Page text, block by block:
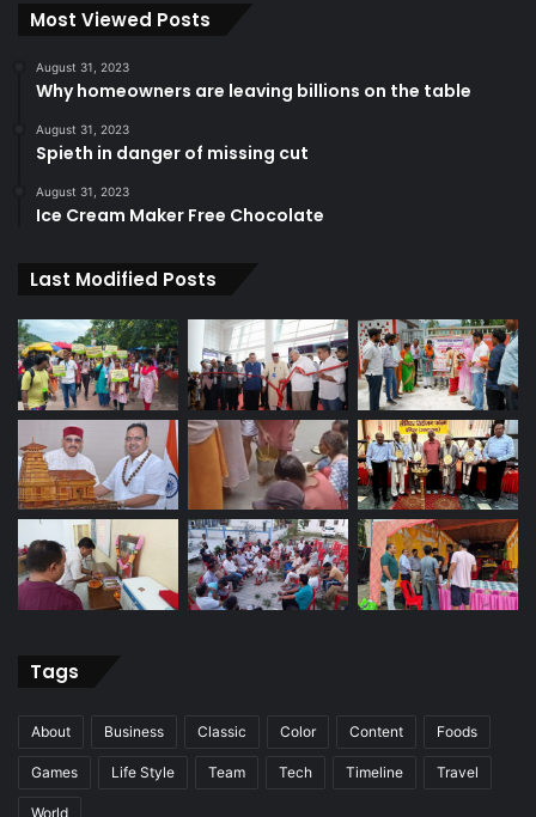
Most Viewed Posts
August 31, 2023
Why homeowners are leaving billions on the table
August 31, 2023
Spieth in danger of missing cut
August 31, 2023
Ice Cream Maker Free Chocolate
Last Modified Posts
Tags
About Business Classic Color Content Foods
Games Life Style Team Tech Timeline Travel
World